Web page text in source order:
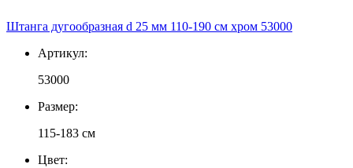
Штанга дугообразная d 25 мм 110-190 см хром 53000
Артикул:
53000
Размер:
115-183 см
Цвет: